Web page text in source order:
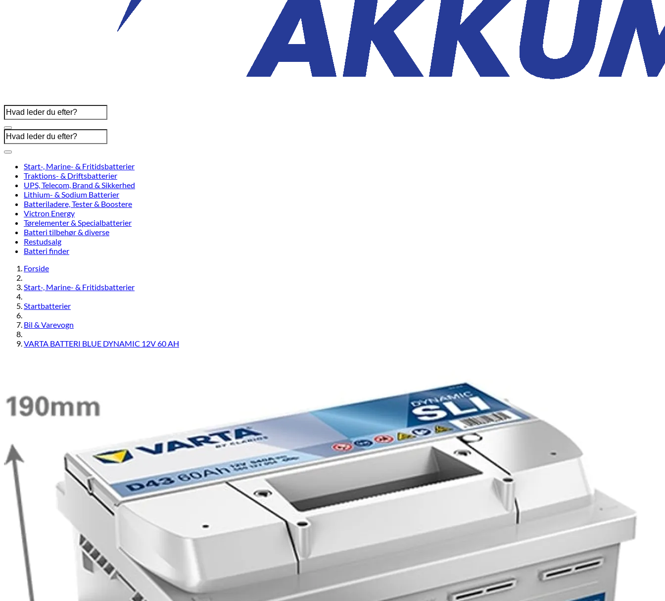
Start-, Marine- & Fritidsbatterier
Traktions- & Driftsbatterier
UPS, Telecom, Brand & Sikkerhed
Lithium- & Sodium Batterier
Batteriladere, Tester & Boostere
Victron Energy
Tørelementer & Specialbatterier
Batteri tilbehør & diverse
Restudsalg
Batteri finder
Forside
Start-, Marine- & Fritidsbatterier
Startbatterier
Bil & Varevogn
VARTA BATTERI BLUE DYNAMIC 12V 60 AH